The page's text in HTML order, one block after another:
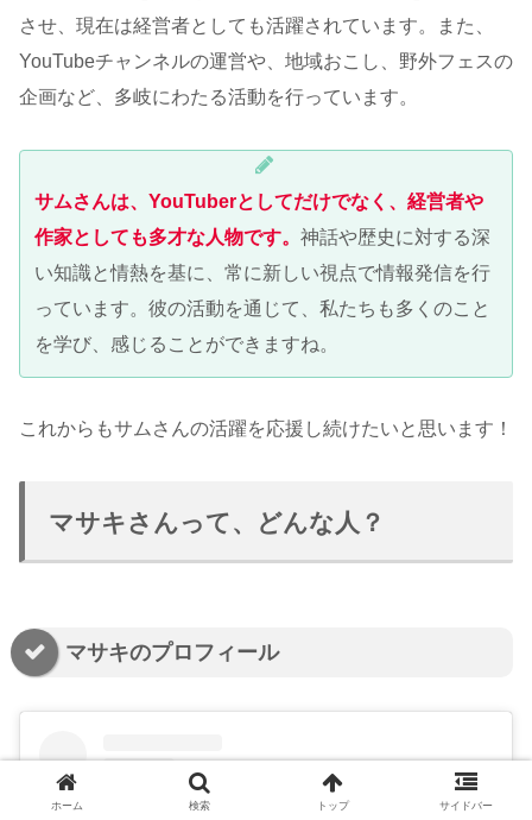
させ、現在は経営者としても活躍されています。また、
YouTubeチャンネルの運営や、地域おこし、野外フェスの
企画など、多岐にわたる活動を行っています。
サムさんは、YouTuberとしてだけでなく、経営者や
作家としても多才な人物です。 神話や歴史に対する深
い知識と情熱を基に、常に新しい視点で情報発信を行
っています。彼の活動を通じて、私たちも多くのこと
を学び、感じることができますね。
これからもサムさんの活躍を応援し続けたいと思います！
マサキさんって、どんな人？
マサキのプロフィール
ホーム 検索 トップ サイドバー